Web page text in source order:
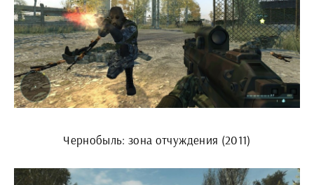
Чернобыль: зона отчуждения (2011)